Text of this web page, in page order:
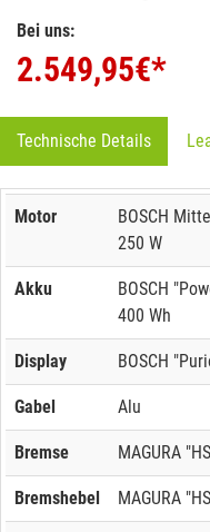
Bei uns:
2.549,95€*
Technische Details
Motor
BOSCH
250 W
Akku
BOSCH
400 Wh
Display BOSCH
Gabel Alu
Bremse MAGURA
Bremshebel MAGURA